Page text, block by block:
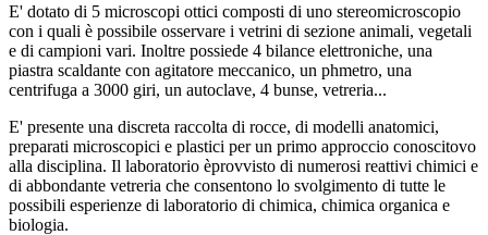
E' dotato di 5 microscopi ottici composti di uno stereomicroscopio
con i quali è possibile osservare i vetrini di sezione animali, vegetali
e di campioni vari. Inoltre possiede 4 bilance elettroniche, una
piastra scaldante con agitatore meccanico, un phmetro, una
centrifuga a 3000 giri, un autoclave, 4 bunse, vetreria...
E' presente una discreta raccolta di rocce, di modelli anatomici,
preparati microscopici e plastici per un primo approccio conoscitovo
alla disciplina. Il laboratorio èprovvisto di numerosi reattivi chimici e
di abbondante vetreria che consentono lo svolgimento di tutte le
possibili esperienze di laboratorio di chimica, chimica organica e
biologia.